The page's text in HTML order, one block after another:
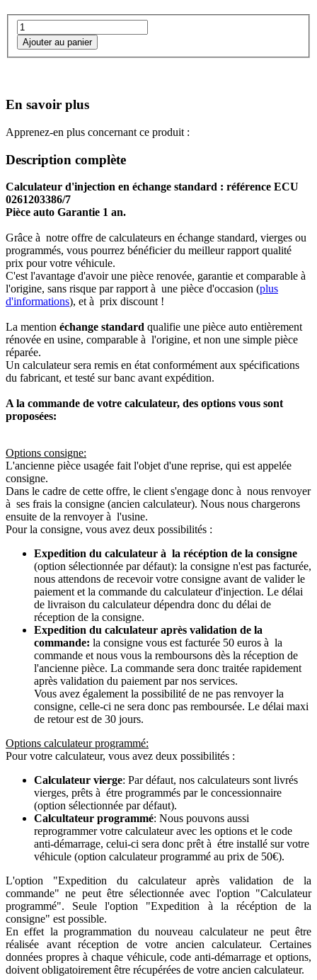
En savoir plus
Apprenez-en plus concernant ce produit :
Description complète
Calculateur d'injection en échange standard : référence ECU
0261203386/7
Pièce auto Garantie 1 an.
Grâce à notre offre de calculateurs en échange standard, vierges ou
programmés, vous pourrez bénéficier du meilleur rapport qualité
prix pour votre véhicule.
C'est l'avantage d'avoir une pièce renovée, garantie et comparable à
l'origine, sans risque par rapport à une pièce d'occasion (plus
d'informations), et à prix discount !
La mention échange standard qualifie une pièce auto entièrement
rénovée en usine, comparable à l'origine, et non une simple pièce
réparée.
Un calculateur sera remis en état conformément aux spécifications
du fabricant, et testé sur banc avant expédition.
A la commande de votre calculateur, des options vous sont
proposées:
Options consigne:
L'ancienne pièce usagée fait l'objet d'une reprise, qui est appelée
consigne.
Dans le cadre de cette offre, le client s'engage donc à nous renvoyer
à ses frais la consigne (ancien calculateur). Nous nous chargerons
ensuite de la renvoyer à l'usine.
Pour la consigne, vous avez deux possibilités :
Expedition du calculateur à la récéption de la consigne
(option sélectionnée par défaut): la consigne n'est pas facturée,
nous attendons de recevoir votre consigne avant de valider le
paiement et la commande du calculateur d'injection. Le délai
de livraison du calculateur dépendra donc du délai de
réception de la consigne.
Expedition du calculateur après validation de la
commande: la consigne vous est facturée 50 euros à la
commande et nous vous la remboursons dès la réception de
l'ancienne pièce. La commande sera donc traitée rapidement
après validation du paiement par nos services.
Vous avez également la possibilité de ne pas renvoyer la
consigne, celle-ci ne sera donc pas remboursée. Le délai maxi
de retour est de 30 jours.
Options calculateur programmé:
Pour votre calculateur, vous avez deux possibilités :
Calculateur vierge: Par défaut, nos calculateurs sont livrés
vierges, prêts à étre programmés par le concessionnaire
(option sélectionnée par défaut).
Calcultateur programmé: Nous pouvons aussi
reprogrammer votre calculateur avec les options et le code
anti-démarrage, celui-ci sera donc prêt à étre installé sur votre
véhicule (option calculateur programmé au prix de 50€).
L'option "Expedition du calculateur après validation de la
commande" ne peut être sélectionnée avec l'option "Calculateur
programmé". Seule l'option "Expedition à la récéption de la
consigne" est possible.
En effet la programmation du nouveau calculateur ne peut être
réalisée avant réception de votre ancien calculateur. Certaines
données propres à chaque véhicule, code anti-démarrage et options,
doivent obligatoirement être récupérées de votre ancien calculateur.